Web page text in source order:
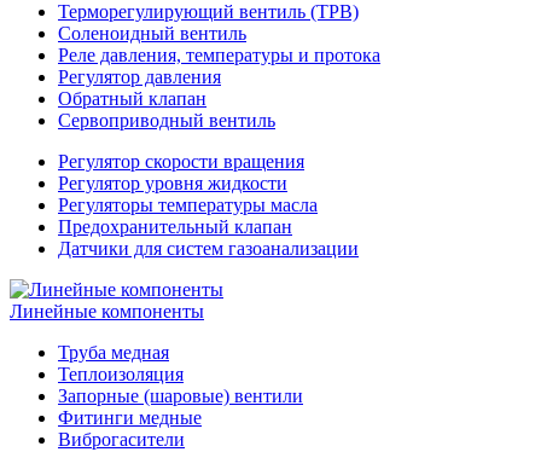
Терморегулирующий вентиль (ТРВ)
Соленоидный вентиль
Реле давления, температуры и протока
Регулятор давления
Обратный клапан
Сервоприводный вентиль
Регулятор скорости вращения
Регулятор уровня жидкости
Регуляторы температуры масла
Предохранительный клапан
Датчики для систем газоанализации
Линейные компоненты
Труба медная
Теплоизоляция
Запорные (шаровые) вентили
Фитинги медные
Виброгасители